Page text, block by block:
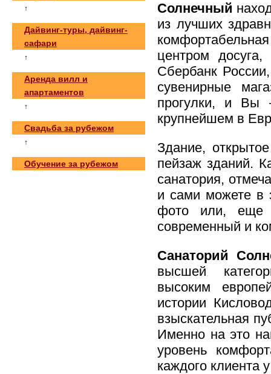
Солнечный
из лучших
центром
Сбербанк
сувенирные
прогулки, и Вы
крупнейшем в
Здание,
пейзаж зданий.
санатория,
и сами можете в
фото или, еще
современный и
Санаторий
высшей
высоким
истории
взыскательная
Именно на это
уровень
каждого клиента
↑
Дайвинг-туры, дайвинг-
сафари
↑
Аренда вилл и
апартаментов
↑
Свадьба за рубежом
↑
Обучение за рубежом